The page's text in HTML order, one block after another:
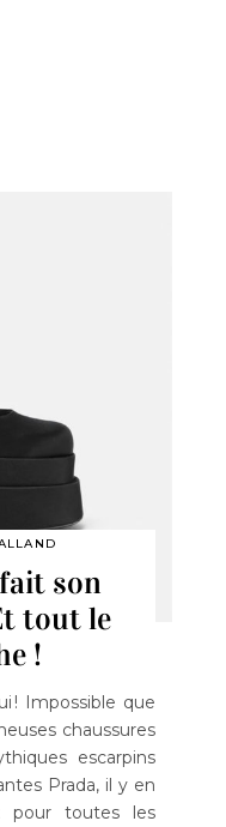
son
tout le
!
! Impossible que
chaussures
escarpins
Prada, il y en
toutes les